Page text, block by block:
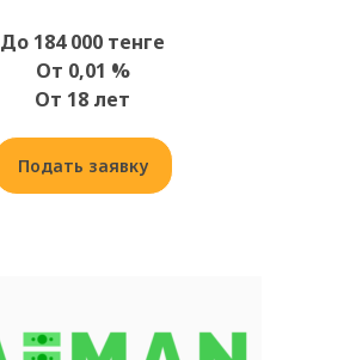
До 184 000 тенге
От 0,01 %
От 18 лет
Подать заявку